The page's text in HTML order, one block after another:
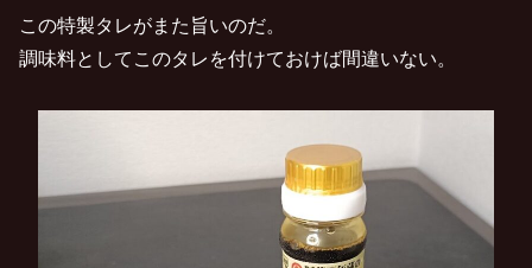
この特製タレがまた旨いのだ。
調味料としてこのタレを付けておけば間違いない。